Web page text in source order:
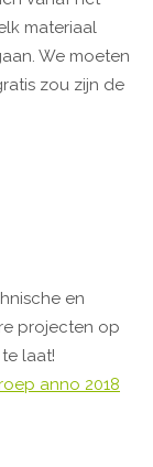
materiaal
We moeten
zou zijn de
en
projecten op
laat!
anno 2018